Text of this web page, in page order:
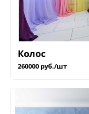
Колос
260000 руб./шт